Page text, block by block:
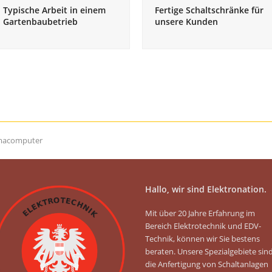
Typische Arbeit in einem
Gartenbaubetrieb
Fertige Schaltschränke für
unsere Kunden
Hallo, wir sind Elektronation.
Mit über 20 Jahre Erfahrung im
Bereich Elektrotechnik und EDV-
Technik, können wir Sie bestens
beraten. Unsere Spezialgebiete sind
die Anfertigung von Schaltanlagen